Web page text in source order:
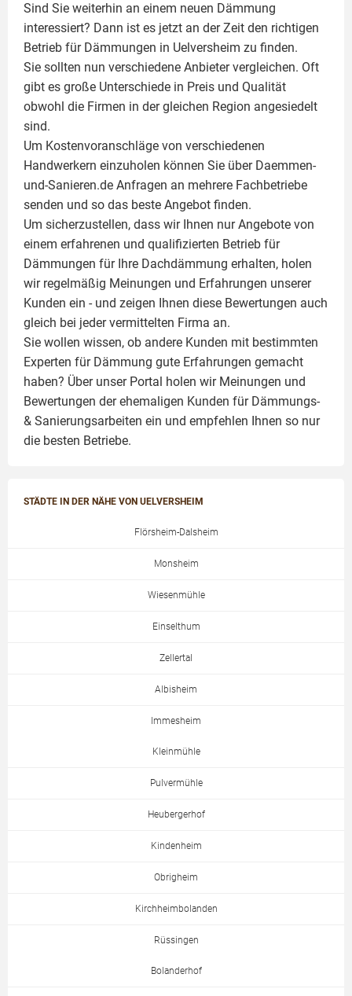
Sind Sie weiterhin an einem neuen Dämmung
interessiert? Dann ist es jetzt an der Zeit den richtigen
Betrieb für Dämmungen in Uelversheim zu finden.
Sie sollten nun verschiedene Anbieter vergleichen. Oft
gibt es große Unterschiede in Preis und Qualität
obwohl die Firmen in der gleichen Region angesiedelt
sind.
Um Kostenvoranschläge von verschiedenen
Handwerkern einzuholen können Sie über Daemmen-
und-Sanieren.de Anfragen an mehrere Fachbetriebe
senden und so das beste Angebot finden.
Um sicherzustellen, dass wir Ihnen nur Angebote von
einem erfahrenen und qualifizierten Betrieb für
Dämmungen für Ihre Dachdämmung erhalten, holen
wir regelmäßig Meinungen und Erfahrungen unserer
Kunden ein - und zeigen Ihnen diese Bewertungen auch
gleich bei jeder vermittelten Firma an.
Sie wollen wissen, ob andere Kunden mit bestimmten
Experten für Dämmung gute Erfahrungen gemacht
haben? Über unser Portal holen wir Meinungen und
Bewertungen der ehemaligen Kunden für Dämmungs-
& Sanierungsarbeiten ein und empfehlen Ihnen so nur
die besten Betriebe.
STÄDTE IN DER NÄHE VON UELVERSHEIM
Flörsheim-Dalsheim
Monsheim
Wiesenmühle
Einselthum
Zellertal
Albisheim
Immesheim
Kleinmühle
Pulvermühle
Heubergerhof
Kindenheim
Obrigheim
Kirchheimbolanden
Rüssingen
Bolanderhof